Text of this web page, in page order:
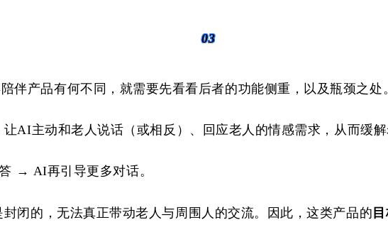
03
伴产品有何不同，就需要先看看后者的功能侧重，以及瓶颈之处
AI主动和老人说话（或相反）、回应老人的情感需求，从而缓解
→ AI再引导更多对话。
闭的，无法真正带动老人与周围人的交流。因此，这类产品的